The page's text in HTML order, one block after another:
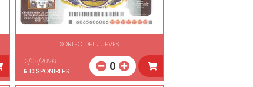
SORTEO DEL JUEVES
13/08/2026
5 DISPONIBLES 0